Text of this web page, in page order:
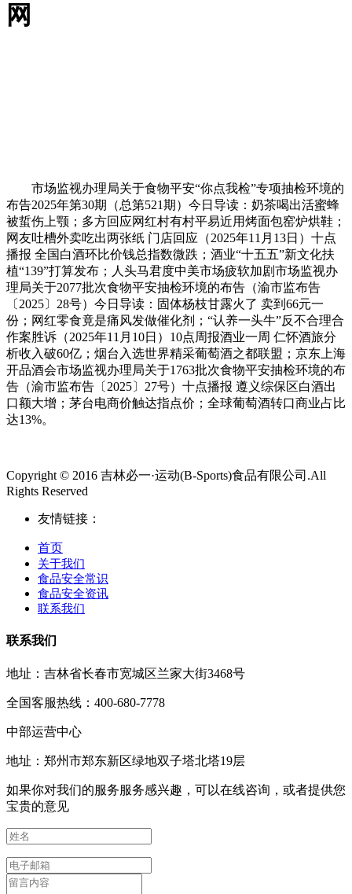
网
市场监视办理局关于食物平安“你点我检”专项抽检环境的
布告2025年第30期（总第521期）今日导读：奶茶喝出活蜜蜂
被蜇伤上颚；多方回应网红村有村平易近用烤面包窑炉烘鞋；
网友吐槽外卖吃出两张纸 门店回应（2025年11月13日）十点
播报 全国白酒环比价钱总指数微跌；酒业“十五五”新文化扶
植“139”打算发布；人头马君度中美市场疲软加剧市场监视办
理局关于2077批次食物平安抽检环境的布告（渝市监布告
〔2025〕28号）今日导读：固体杨枝甘露火了 卖到66元一
份；网红零食竟是痛风发做催化剂；“认养一头牛”反不合理合
作案胜诉（2025年11月10日）10点周报酒业一周 仁怀酒旅分
析收入破60亿；烟台入选世界精采葡萄酒之都联盟；京东上海
开品酒会市场监视办理局关于1763批次食物平安抽检环境的布
告（渝市监布告〔2025〕27号）十点播报 遵义综保区白酒出
口额大增；茅台电商价触达指点价；全球葡萄酒转口商业占比
达13%。
Copyright © 2016 吉林必一·运动(B-Sports)食品有限公司.All
Rights Reserved
友情链接：
首页
关于我们
食品安全常识
食品安全资讯
联系我们
联系我们
地址：吉林省长春市宽城区兰家大街3468号
全国客服热线：400-680-7778
中部运营中心
地址：郑州市郑东新区绿地双子塔北塔19层
如果你对我们的服务服务感兴趣，可以在线咨询，或者提供您
宝贵的意见